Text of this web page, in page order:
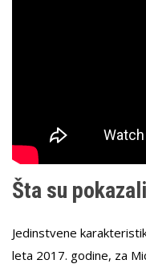
Šta su
Jedinstvene
leta 2017. godine, za